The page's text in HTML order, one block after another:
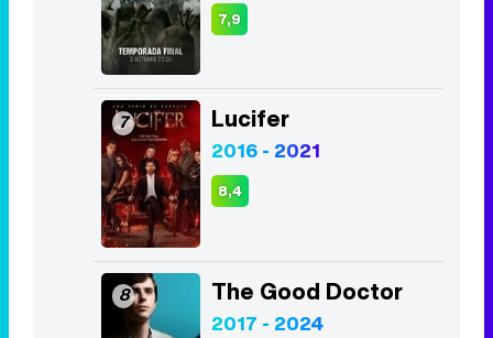
7,9
7 Lucifer
2016 - 2021
8,4
8 The Good Doctor
2017 - 2024